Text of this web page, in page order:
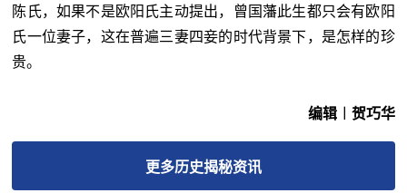
陈氏，如果不是欧阳氏主动提出，曾国藩此生都只会有欧阳
氏一位妻子，这在普遍三妻四妾的时代背景下，是怎样的珍
贵。
编辑︱贺巧华
更多历史揭秘资讯